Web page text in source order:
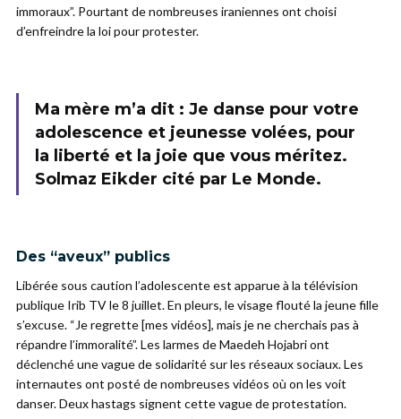
immoraux”. Pourtant de nombreuses iraniennes ont choisi
d’enfreindre la loi pour protester.
Ma mère m’a dit : Je danse pour votre
adolescence et jeunesse volées, pour
la liberté et la joie que vous méritez.
Solmaz Eikder cité par Le Monde.
Des “aveux” publics
Libérée sous caution l’adolescente est apparue à la télévision
publique Irib TV le 8 juillet. En pleurs, le visage flouté la jeune fille
s’excuse. “Je regrette [mes vidéos], mais je ne cherchais pas à
répandre l’immoralité”. Les larmes deMaedeh Hojabri ont
déclenché une vague de solidarité sur les réseaux sociaux. Les
internautes ont posté de nombreuses vidéos où on les voit
danser. Deux hastags signent cette vague de protestation.